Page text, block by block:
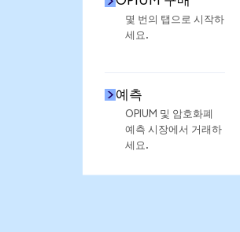
몇 번의 탭으로 시작하
세요.
예측
OPIUM 및 암호화폐
예측 시장에서 거래하
세요.